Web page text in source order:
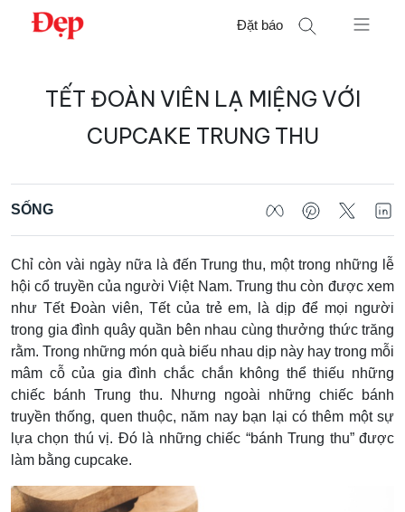
Chuyển
Đặt báo
kiếmTẾT ĐOÀN VIÊN LẠ MIỆNG VỚI
CUPCAKE TRUNG THU
SỐNG
Chỉ còn vài ngày nữa là đến Trung thu, một trong những lễ
hội cổ truyền của người Việt Nam. Trung thu còn được xem
như Tết Đoàn viên, Tết của trẻ em, là dịp để mọi người
trong gia đình quây quần bên nhau cùng thưởng thức trăng
rằm. Trong những món quà biếu nhau dịp này hay trong mỗi
mâm cỗ của gia đình chắc chắn không thể thiếu những
chiếc bánh Trung thu. Nhưng ngoài những chiếc bánh
truyền thống, quen thuộc, năm nay bạn lại có thêm một sự
lựa chọn thú vị. Đó là những chiếc “bánh Trung thu” được
làm bằng cupcake.